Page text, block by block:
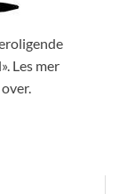
Les mer